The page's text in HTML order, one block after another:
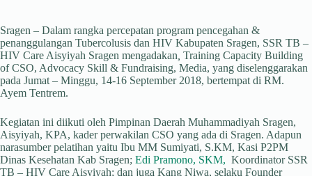
Sragen – Dalam rangka percepatan program pencegahan &
penanggulangan Tubercolusis dan HIV Kabupaten Sragen, SSR TB –
HIV Care Aisyiyah Sragen mengadakan Training Capacity Building
of CSO, Advocacy Skill & Fundraising, Media, yang diselenggarakan
pada Jumat – Minggu, 14-16 September 2018, bertempat di RM.
Ayem Tentrem.
Kegiatan ini diikuti oleh Pimpinan Daerah Muhammadiyah Sragen,
Aisyiyah, KPA, kader perwakilan CSO yang ada di Sragen. Adapun
narasumber pelatihan yaitu Ibu MM Sumiyati, S.KM, Kasi P2PM
Dinas Kesehatan Kab Sragen; Edi Pramono, SKM, Koordinator SSR
TB – HIV Care Aisyiyah; dan juga Kang Niwa, selaku Founder